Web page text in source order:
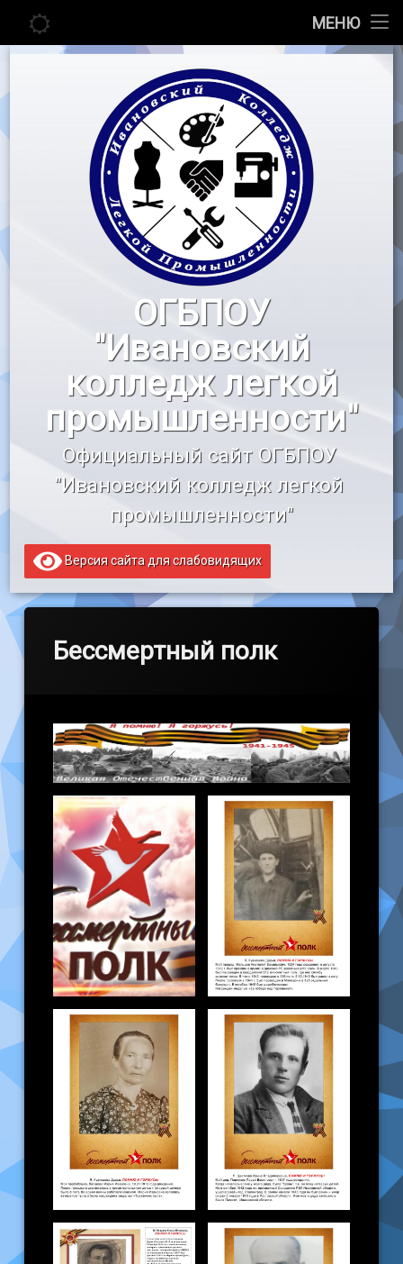
МЕНЮ
Главная
Педагогу
Воспитательная работа
«Профессионалы»
«Профессионалитет»
Образовательный кредит
Перейти
содержимому
ОГБПОУ
"Ивановский
колледж легкой
промышленности"
Официальный сайт ОГБПОУ
"Ивановский колледж легкой
промышленности"
Версия сайта для слабовидящих
Бессмертный полк